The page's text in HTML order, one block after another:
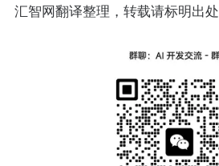
汇智网翻译整理，转载请标明出处